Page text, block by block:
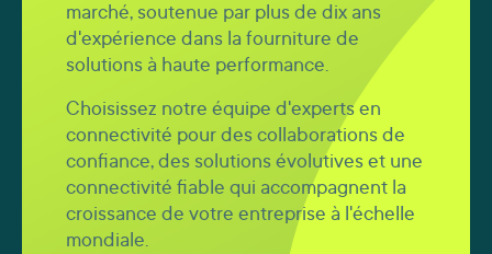
marché, soutenue par plus de dix ans
d'expérience dans la fourniture de
solutions à haute performance.
Choisissez notre équipe d'experts en
connectivité pour des collaborations de
confiance, des solutions évolutives et une
connectivité fiable qui accompagnent la
croissance de votre entreprise à l'échelle
mondiale.